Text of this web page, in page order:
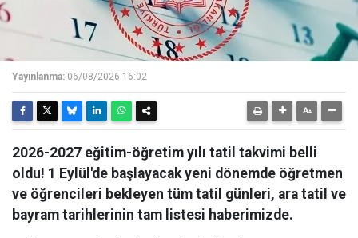
Yayınlanma: 06/08/2026 16:02
2026-2027 eğitim-öğretim yılı tatil takvimi belli
oldu! 1 Eylül'de başlayacak yeni dönemde öğretmen
ve öğrencileri bekleyen tüm tatil günleri, ara tatil ve
bayram tarihlerinin tam listesi haberimizde.